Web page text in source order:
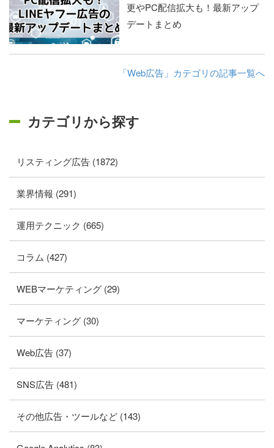
更やPC配信拡大も！最新アップ
デートまとめ
「Web広告」カテゴリの記事一覧へ
カテゴリから探す
リスティング広告 (1872)
業界情報 (291)
運用テクニック (665)
コラム (427)
WEBマーケティング (29)
マーケティング (30)
Web広告 (37)
SNS広告 (481)
その他広告・ツールなど (143)